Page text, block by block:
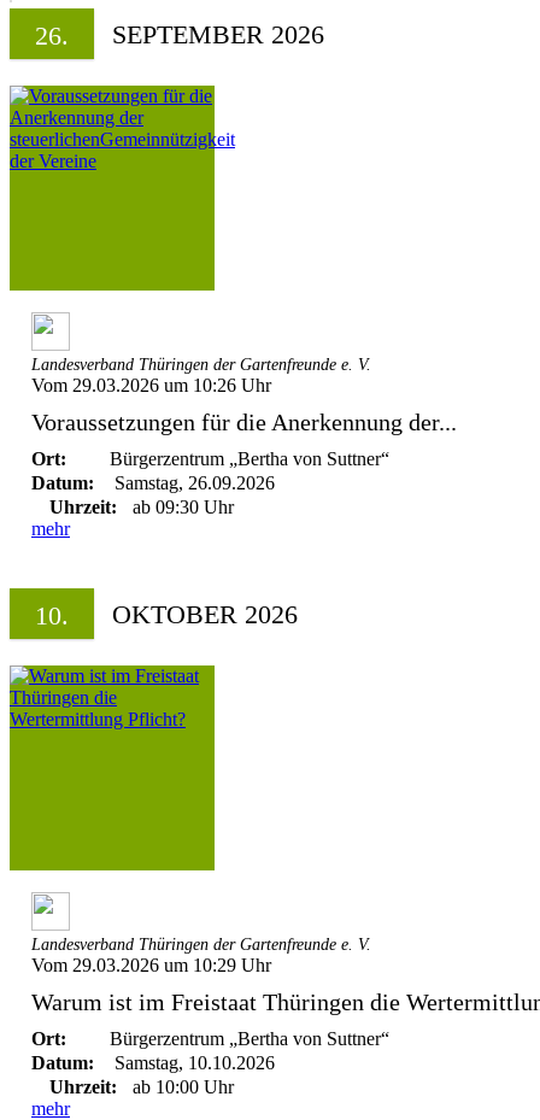
26. SEPTEMBER 2026
Landesverband Thüringen der Gartenfreunde e. V.
Vom 29.03.2026 um 10:26 Uhr
Voraussetzungen für die Anerkennung der...
Ort:
Bürgerzentrum „Bertha von Suttner“
Datum:
Samstag, 26.09.2026
Uhrzeit:
ab 09:30 Uhr
mehr
10. OKTOBER 2026
Landesverband Thüringen der Gartenfreunde e. V.
Vom 29.03.2026 um 10:29 Uhr
Warum ist im Freistaat Thüringen die
Ort:
Bürgerzentrum „Bertha von Suttner“
Datum:
Samstag, 10.10.2026
Uhrzeit:
ab 10:00 Uhr
mehr